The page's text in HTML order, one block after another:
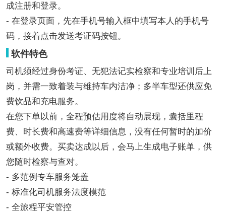
成注册和登录。
- 在登录页面，先在手机号输入框中填写本人的手机号
码，接着点击发送考证码按钮。
软件特色
司机须经过身份考证、无犯法记实检察和专业培训后上
岗，并需一致着装与维持车内洁净；多半车型还供应免
费饮品和充电服务。
在您下单以前，全程预估用度将自动展现，囊括里程
费、时长费和高速费等详细信息，没有任何暂时的加价
或额外收费。买卖达成以后，会马上生成电子账单，供
您随时检察与查对。
- 多范例专车服务笼盖
- 标准化司机服务法度模范
- 全旅程平安管控